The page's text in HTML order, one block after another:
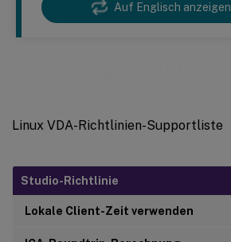
Auf Englisch anzeigen
Linux VDA-Richtlinien-Supportliste
Studio-Richtlinie
Lokale Client-Zeit verwenden